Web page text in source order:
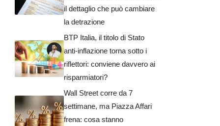
il dettaglio che può cambiare
la detrazione
BTP Italia, il titolo di Stato
anti-inflazione torna sotto i
riflettori: conviene davvero ai
risparmiatori?
Wall Street corre da 7
settimane, ma Piazza Affari
frena: cosa stanno